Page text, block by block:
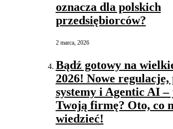
oznacza dla polskich
przedsiębiorców?
2 marca, 2026
Bądź gotowy na
2026! Nowe regulacje,
systemy i Agentic AI –
Twoją firmę? Oto, co
wiedzieć!